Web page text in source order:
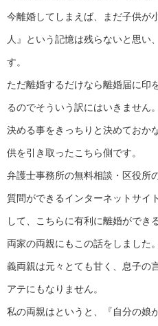
今離婚してしまえば、まだ子供が
人』という記憶は残らないと思い
す。
ただ離婚するだけなら離婚届に印
るのでそういう訳にはいきません。
決める事をきっちりと決めておか
供を引き取ったこちら側です。
弁護士事務所の無料相談・区役所
質問ができるインターネットサイ
して、こちらに有利に離婚ができ
両家の両親にもこの話をしました。
義両親は元々とても甘く、息子の
アテにもなりません。
私の両親はというと、『自分の娘